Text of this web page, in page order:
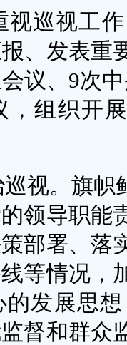
视巡视工
、发表重
议、9次
，组织开
视。旗帜
领导职能
部署、落
等情况，
的发展思
督和群众